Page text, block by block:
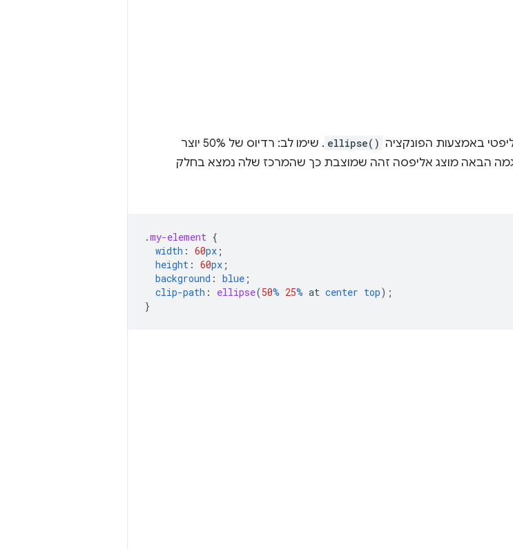
באמצעות הפונקציה ellipse()
. שימו לב: רדיוס של 50% יוצר
הבאה מוצג אליפסה זהה שמוצבת כך שהמרכז שלה נמצא בחלק
.my-element {
width : 60px ;
height : 60px ;
background : blue ;
clip-path : ellipse(50% 25% at center top);
}